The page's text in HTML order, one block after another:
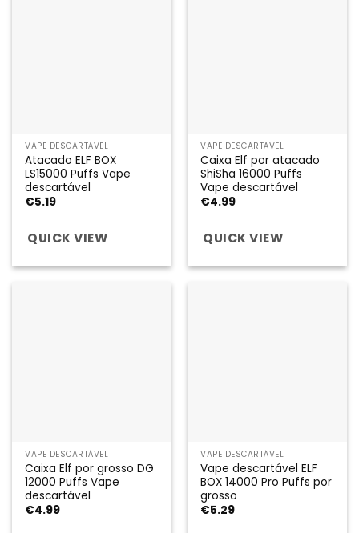
VAPE DESCARTÁVEL
Atacado ELF BOX
LS15000 Puffs Vape
descartável
€5.19
QUICK VIEW
VAPE DESCARTÁVEL
Caixa Elf por atacado
ShiSha 16000 Puffs
Vape descartável
€4.99
QUICK VIEW
VAPE DESCARTÁVEL
Caixa Elf por grosso DG
12000 Puffs Vape
descartável
€4.99
VAPE DESCARTÁVEL
Vape descartável ELF
BOX 14000 Pro Puffs por
grosso
€5.29